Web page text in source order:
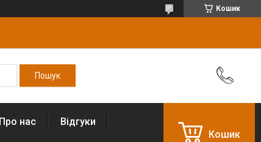
Кошик
Про нас Відгуки
Кошик